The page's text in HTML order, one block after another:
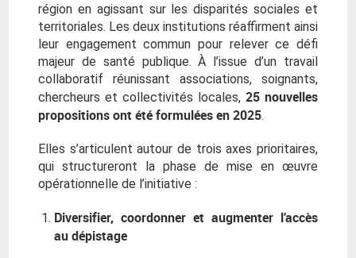
région en agissant sur les disparités sociales et
territoriales. Les deux institutions réaffirment ainsi
leur engagement commun pour relever ce défi
majeur de santé publique. À l’issue d’un travail
collaboratif réunissant associations, soignants,
chercheurs et collectivités locales, 25 nouvelles
propositions ont été formulées en 2025.
Elles s’articulent autour de trois axes prioritaires,
qui structureront la phase de mise en œuvre
opérationnelle de l’initiative :
Diversifier, coordonner et augmenter l’accès
au dépistage